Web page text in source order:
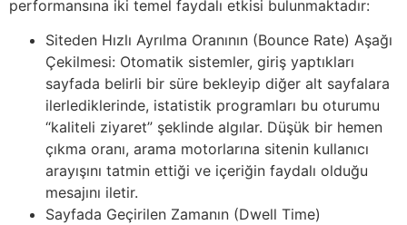
performansına iki temel faydalı etkisi bulunmaktadır:
Siteden Hızlı Ayrılma Oranının (Bounce Rate) Aşağı
Çekilmesi: Otomatik sistemler, giriş yaptıkları
sayfada belirli bir süre bekleyip diğer alt sayfalara
ilerlediklerinde, istatistik programları bu oturumu
“kaliteli ziyaret” şeklinde algılar. Düşük bir hemen
çıkma oranı, arama motorlarına sitenin kullanıcı
arayışını tatmin ettiği ve içeriğin faydalı olduğu
mesajını iletir.
Sayfada Geçirilen Zamanın (Dwell Time)